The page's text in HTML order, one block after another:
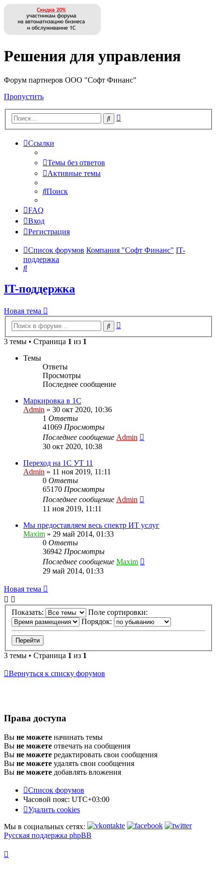
Решения для управления
Форум партнеров ООО "Софт Финанс"
Пропустить
Поиск
Ссылки
Темы без ответов
Активные темы
Поиск
FAQ
Вход
Регистрация
Список форумов Компания "Софт Финанс" IT-
поддержка
Поиск
IT-поддержка
Новая тема
Поиск
3 темы • Страница 1 из 1
Темы
Ответы
Просмотры
Последнее сообщение
Маркировка в 1С
Admin » 30 окт 2020, 10:36
1 Ответы
41069 Просмотры
Последнее сообщение Admin
30 окт 2020, 10:38
Переход на 1С УТ 11
Admin » 11 ноя 2019, 11:11
0 Ответы
65170 Просмотры
Последнее сообщение Admin
11 ноя 2019, 11:11
Мы предоставляем весь спектр ИТ услуг
Maxim » 29 май 2014, 01:33
0 Ответы
36942 Просмотры
Последнее сообщение Maxim
29 май 2014, 01:33
Новая тема
Показать:
Поле сортировки:
Порядок:
3 темы • Страница 1 из 1
Вернуться к списку форумов
Права доступа
Вы не можете начинать темы
Вы не можете отвечать на сообщения
Вы не можете редактировать свои сообщения
Вы не можете удалять свои сообщения
Вы не можете добавлять вложения
Список форумов
Часовой пояс: UTC+03:00
Удалить cookies
Мы в социальных сетях:
Русская поддержка phpBB